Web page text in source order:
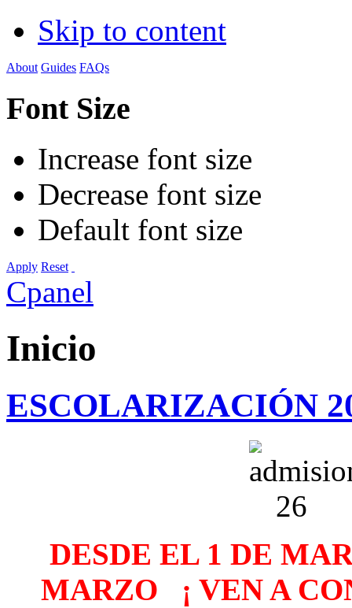
Skip to content
About Guides FAQs
Font Size
Increase font size
Decrease font size
Default font size
Apply Reset
Cpanel
Inicio
ESCOLARIZACIÓN
DESDE EL 1 DE
MARZO ¡ VEN A